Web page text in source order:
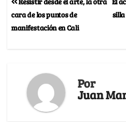
cara de los puntos de
manifestación en Cali
Por
Juan